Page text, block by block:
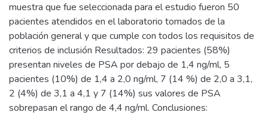
muestra que fue seleccionada para el estudio fueron 50
pacientes atendidos en el laboratorio tomados de la
población general y que cumple con todos los requisitos de
criterios de inclusión Resultados: 29 pacientes (58%)
presentan niveles de PSA por debajo de 1,4 ng/ml, 5
pacientes (10%) de 1,4 a 2,0 ng/ml, 7 (14 %) de 2,0 a 3,1,
2 (4%) de 3,1 a 4,1 y 7 (14%) sus valores de PSA
sobrepasan el rango de 4,4 ng/ml. Conclusiones: